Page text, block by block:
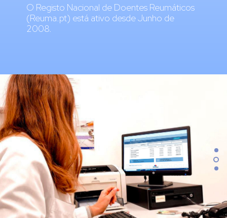
O Registo Nacional de Doentes Reumáticos
(Reuma.pt) está ativo desde Junho de
2008.